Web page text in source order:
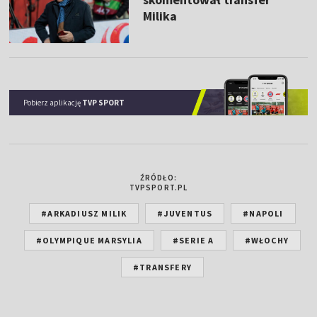
Milika
Pobierz aplikację TVP SPORT
ŹRÓDŁO:
TVPSPORT.PL
#ARKADIUSZ MILIK #JUVENTUS #NAPOLI
#OLYMPIQUE MARSYLIA #SERIE A #WŁOCHY
#TRANSFERY